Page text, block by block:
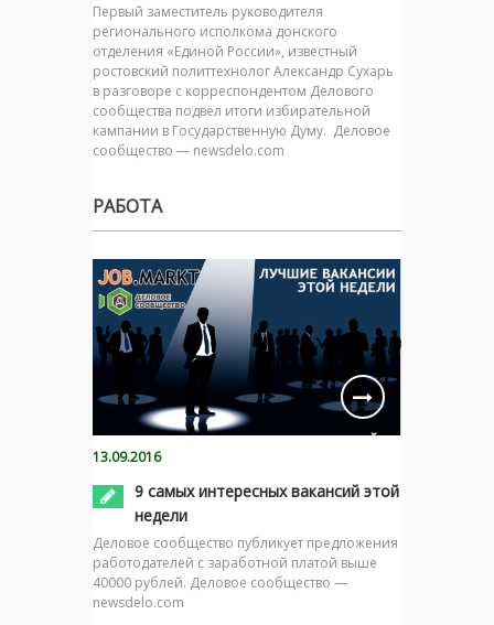
Первый заместитель руководителя
регионального исполкома донского
отделения «Единой России», известный
ростовский политтехнолог Александр Сухарь
в разговоре с корреспондентом Делового
сообщества подвёл итоги избирательной
кампании в Государственную Думу. Деловое
сообщество — newsdelo.com
РАБОТА
13.09.2016
9 самых интересных вакансий этой
недели
Деловое сообщество публикует предложения
работодателей с заработной платой выше
40000 рублей. Деловое сообщество —
newsdelo.com